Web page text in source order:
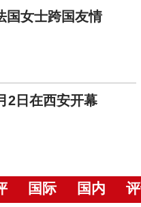
国女士跨国友情
2日在西安开幕
国际 国内